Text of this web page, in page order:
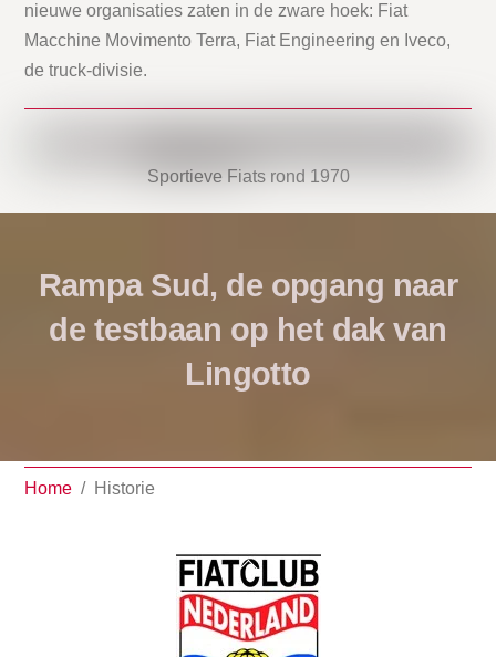
nieuwe organisaties zaten in de zware hoek: Fiat
Macchine Movimento Terra, Fiat Engineering en Iveco,
de truck-divisie.
Sportieve Fiats rond 1970
Rampa Sud, de opgang naar
de testbaan op het dak van
Lingotto
Home / Historie
Back
To
Top